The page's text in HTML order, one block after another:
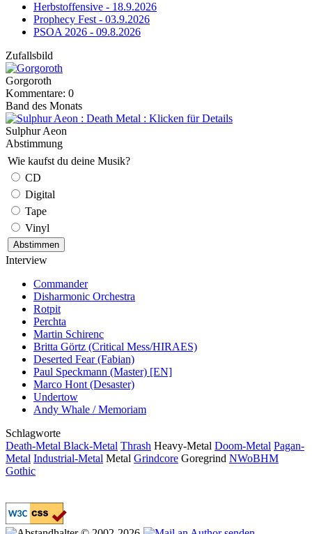
Herbstoffensive - 18.9.2026
Prophecy Fest - 03.9.2026
PSOA 2026 - 09.8.2026
Zufallsbild
Gorgoroth
Kommentare: 0
Band des Monats
Sulphur Aeon
Abstimmung
Wie kaufst du deine Musik?
CD
Digital
Tape
Vinyl
Interview
Commander
Disharmonic Orchestra
Rotpit
Perchta
Martin Schirenc
Britta Görtz (Critical Mess/HIRAES)
Deserted Fear (Fabian)
Paul Speckmann (Master) [EN]
Marco Hont (Desaster)
Undertow
Andy Whale / Memoriam
Schlagworte
Death-Metal Black-Metal Thrash Heavy-Metal Doom-Metal Pagan-
Metal Industrial-Metal Metal Grindcore Goregrind NWoBHM
Gothic